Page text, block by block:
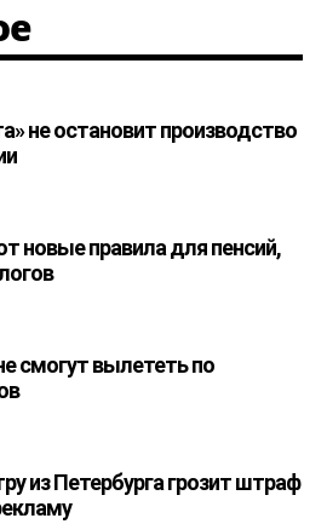
не остановит производство
новые правила для пенсий,
смогут вылететь по
из Петербурга грозит штраф